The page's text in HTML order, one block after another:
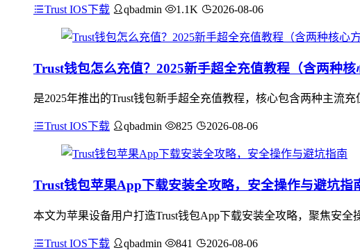
Trust IOS下载 qbadmin 1.1K 2026-08-06
Trust钱包怎么充值？2025新手超全充值教程（含两种核
是2025年推出的Trust钱包新手超全充值教程，核心包含两种主流
Trust IOS下载 qbadmin 825 2026-08-06
Trust钱包苹果App下载安装全攻略，安全操作与避坑指
本文为苹果设备用户打造Trust钱包App下载安装全攻略，聚焦安
Trust IOS下载 qbadmin 841 2026-08-06